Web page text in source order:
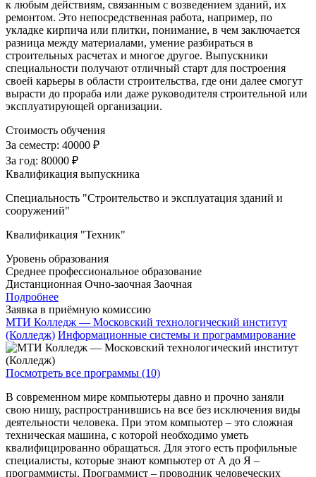
к любым действиям, связанным с возведением зданий, их
ремонтом. Это непосредственная работа, например, по
укладке кирпича или плитки, понимание, в чем заключается
разница между материалами, умение разбираться в
строительных расчетах и многое другое. Выпускники
специальности получают отличный старт для построения
своей карьеры в области строительства, где они далее смогут
вырасти до прораба или даже руководителя строительной или
эксплуатирующей организации.
Стоимость обучения
За семестр: 40000 ₽
За год: 80000 ₽
Квалификация выпускника
Специальность "Строительство и эксплуатация зданий и
сооружений"
Квалификация "Техник"
Уровень образования
Среднее профессиональное образование
Дистанционная Очно-заочная Заочная
Подробнее
Заявка в приёмную комиссию
МТИ Колледж — Московский технологический институт
(Колледж) Информационные системы и программирование
Посмотреть все программы (10)
В современном мире компьютеры давно и прочно заняли
свою нишу, распространившись на все без исключения виды
деятельности человека. При этом компьютер – это сложная
техническая машина, с которой необходимо уметь
квалифицированно обращаться. Для этого есть профильные
специалисты, которые знают компьютер от А до Я –
программисты. Программист – проводник человеческих